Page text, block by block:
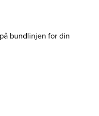
bundlinjen for din